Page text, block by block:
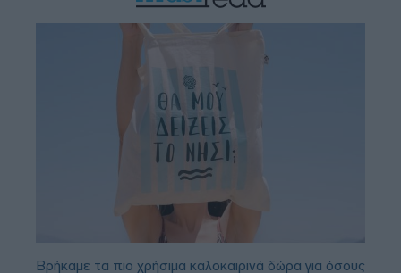
Βρήκαμε τα πιο χρήσιμα καλοκαιρινά δώρα για όσους